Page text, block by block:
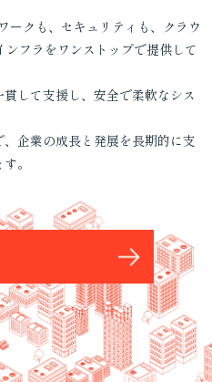
ークも、セキュリティも、クラウ
フラをワンストップで提供して
して支援し、安全で柔軟なシス
企業の成長と発展を長期的に支
。